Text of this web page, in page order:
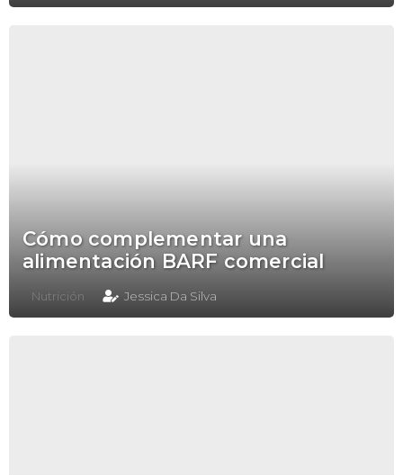
Cómo complementar una
alimentación BARF comercial
Nutrición Jessica Da Silva